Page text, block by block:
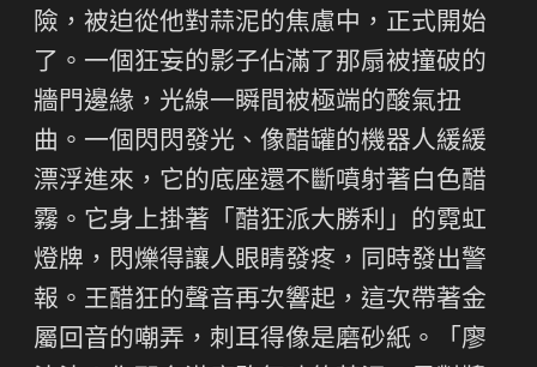
險，被迫從他對蒜泥的焦慮中，正式開始
了。一個狂妄的影子佔滿了那扇被撞破的
牆門邊緣，光線一瞬間被極端的酸氣扭
曲。一個閃閃發光、像醋罐的機器人緩緩
漂浮進來，它的底座還不斷噴射著白色醋
霧。它身上掛著「醋狂派大勝利」的霓虹
燈牌，閃爍得讓人眼睛發疼，同時發出警
報。王醋狂的聲音再次響起，這次帶著金
屬回音的嘲弄，刺耳得像是磨砂紙。「廖